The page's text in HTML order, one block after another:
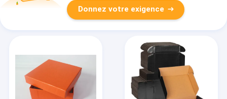
Donnez votre exigence